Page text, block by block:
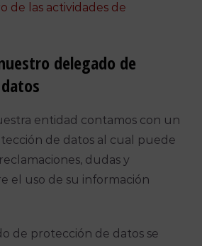
de las actividades de
delegado de
entidad contamos con un
de datos al cual puede
dudas y
el uso de su información
de protección de datos se